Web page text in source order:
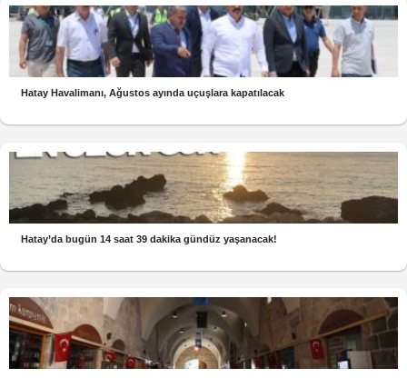
Hatay Havalimanı, Ağustos ayında uçuşlara kapatılacak
Hatay’da bugün 14 saat 39 dakika gündüz yaşanacak!